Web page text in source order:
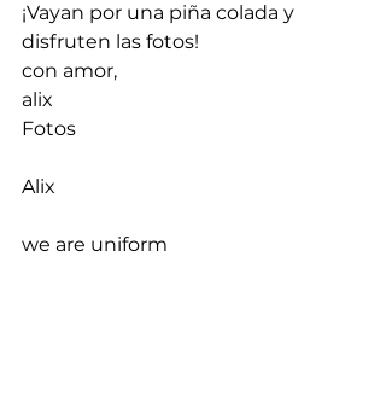
¡Vayan por una piña colada y
disfruten las fotos!
con amor,
alix
Fotos
Alix
we are uniform